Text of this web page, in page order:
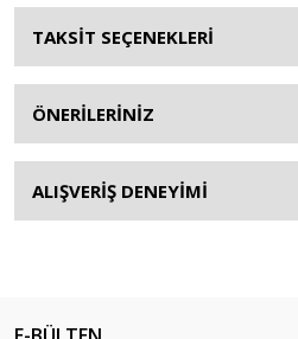
TAKSİT SEÇENEKLERİ
ÖNERİLERİNİZ
ALIŞVERİŞ DENEYİMİ